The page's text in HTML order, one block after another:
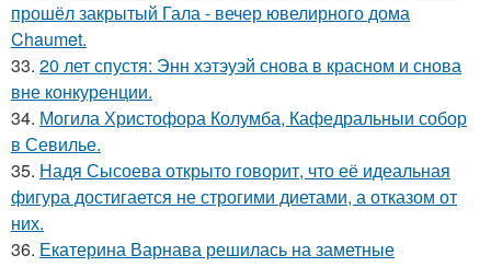
прошёл закрытый Гала - вечер ювелирного дома
Chaumet.
33. 20 лет спустя: Энн хэтэуэй снова в красном и снова
вне конкуренции.
34. Могила Христофора Колумба, Кафедральныи собор
в Севилье.
35. Надя Сысоева открыто говорит, что её идеальная
фигура достигается не строгими диетами, а отказом от
них.
36. Екатерина Варнава решилась на заметные